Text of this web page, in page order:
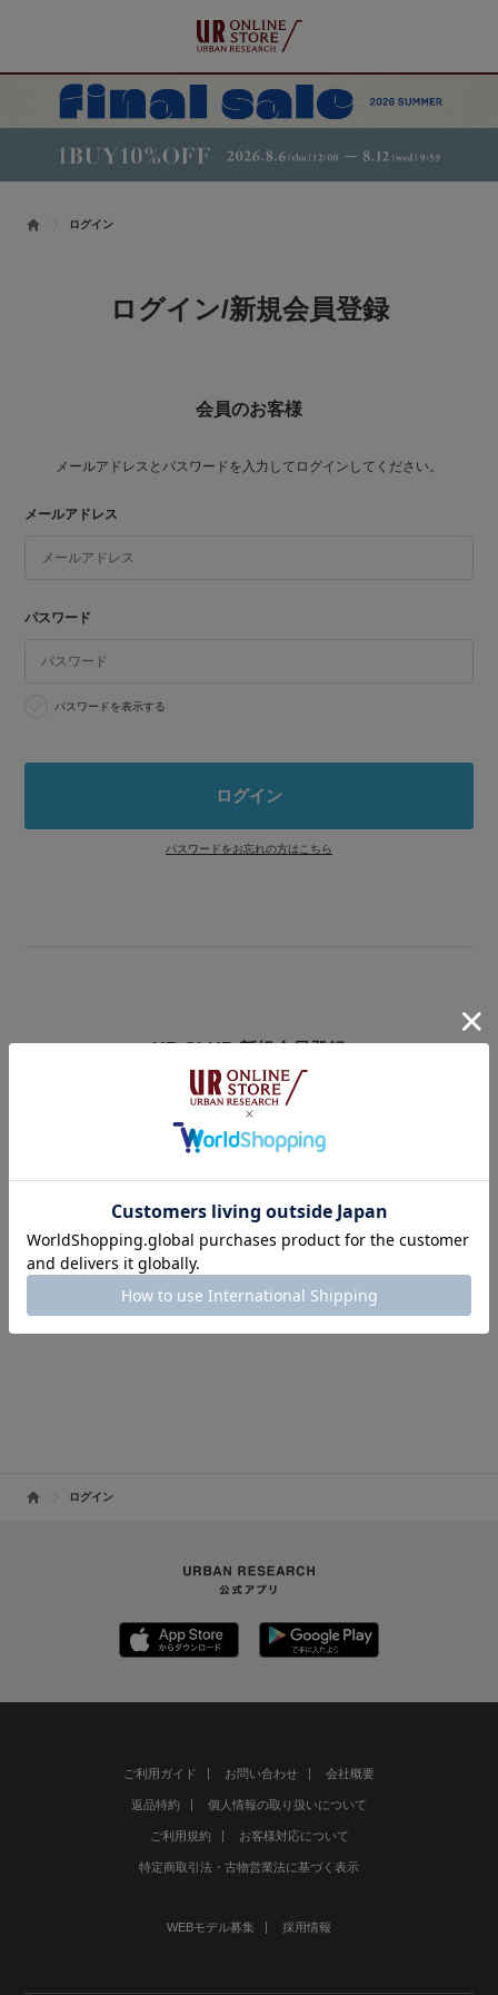
ログイン
ログイン/新規会員登録
会員のお客様
メールアドレスとパスワードを入力してログインしてください。
メールアドレス
パスワード
パスワードを表示する
パスワードをお忘れの方はこちら
UR CLUB 新規会員登録
アーバンリサーチオンラインストアのログインには
オンラインストア・店舗共通会員サービス「UR CLUB」への登録が必要で
す。
※UR CLUB会員サイトへ移動します。
UR CLUBの詳しいサービス内容はこちら
ログイン
ご利用ガイド お問い合わせ 会社概要
返品特約 個人情報の取り扱いについて
ご利用規約 お客様対応について
特定商取引法・古物営業法に基づく表示
WEBモデル募集 採用情報